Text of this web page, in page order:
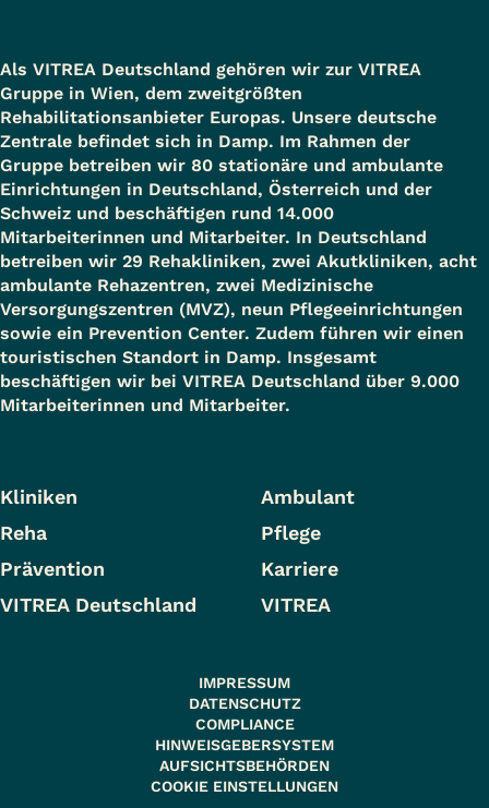
Als VITREA Deutschland gehören wir zur VITREA
Gruppe in Wien, dem zweitgrößten
Rehabilitationsanbieter Europas. Unsere deutsche
Zentrale befindet sich in Damp. Im Rahmen der
Gruppe betreiben wir 80 stationäre und ambulante
Einrichtungen in Deutschland, Österreich und der
Schweiz und beschäftigen rund 14.000
Mitarbeiterinnen und Mitarbeiter. In Deutschland
betreiben wir 29 Rehakliniken, zwei Akutkliniken, acht
ambulante Rehazentren, zwei Medizinische
Versorgungszentren (MVZ), neun Pflegeeinrichtungen
sowie ein Prevention Center. Zudem führen wir einen
touristischen Standort in Damp. Insgesamt
beschäftigen wir bei VITREA Deutschland über 9.000
Mitarbeiterinnen und Mitarbeiter.
Kliniken
Ambulant
Reha
Pflege
Prävention
Karriere
VITREA Deutschland
VITREA
IMPRESSUM
DATENSCHUTZ
COMPLIANCE
HINWEISGEBERSYSTEM
AUFSICHTSBEHÖRDEN
COOKIE EINSTELLUNGEN